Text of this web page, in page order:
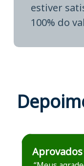
estiver
100% do
Estudante José
Aprovados